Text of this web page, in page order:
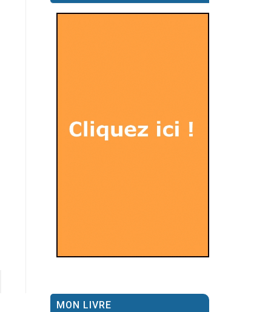
MON LIVRE